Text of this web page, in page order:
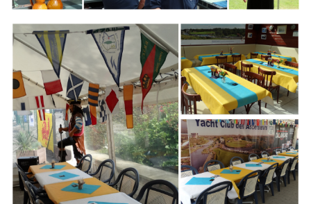
Branding
ARMCHAIR